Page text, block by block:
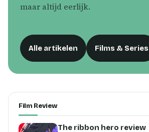
maar altijd eerlijk.
Alle artikelen Films & Series
Film Review
The ribbon hero review